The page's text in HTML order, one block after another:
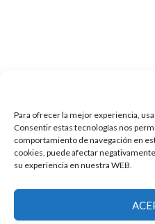
Para ofrecer la mejor experiencia,
Consentir estas tecnologías nos
comportamiento de navegación en
cookies, puede afectar
su experiencia en nuestra WEB.